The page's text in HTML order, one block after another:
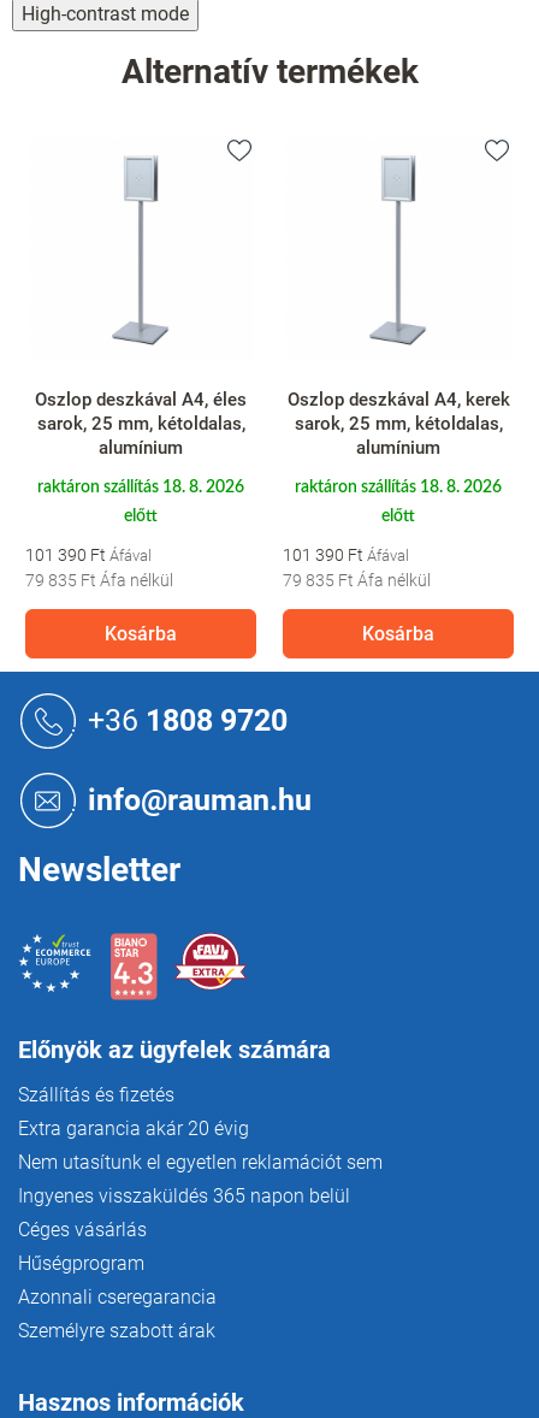
High-contrast mode
Alternatív termékek
Oszlop deszkával A4, éles
sarok, 25 mm, kétoldalas,
alumínium
raktáron szállítás 18. 8. 2026
előtt
101 390 Ft
79 835 Ft Áfa nélkül
Kosárba
Oszlop deszkával A4, kerek
sarok, 25 mm, kétoldalas,
alumínium
raktáron szállítás 18. 8. 2026
előtt
101 390 Ft
79 835 Ft Áfa nélkül
Kosárba
+36 1808 9720
info@rauman.hu
Newsletter
Előnyök az ügyfelek számára
Szállítás és fizetés
Extra garancia akár 20 évig
Nem utasítunk el egyetlen reklamációt sem
Ingyenes visszaküldés 365 napon belül
Céges vásárlás
Hűségprogram
Azonnali cseregarancia
Személyre szabott árak
Hasznos információk